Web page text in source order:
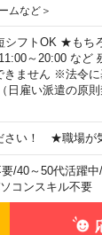
ムなど＞
フトOK ★もち
～20:00 な
きません ※法令
雇い派遣の原
さい！ ★職場が
/40～50代活躍中/
コンスキル不要